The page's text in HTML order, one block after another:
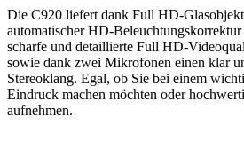
Die C920 liefert dank Full HD-
automatischer HD-Beleuchtungskorrektur
scharfe und detaillierte Full HD-
sowie dank zwei Mikrofonen einen klar
Stereoklang. Egal, ob Sie bei einem
Eindruck machen möchten oder
aufnehmen.